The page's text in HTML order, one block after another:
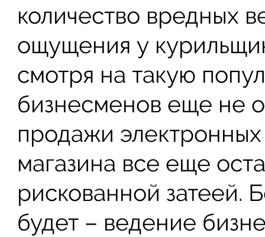
количество вредных
ощущения у
смотря на такую
бизнесменов еще не
продажи
магазина все еще
рискованной затеей.
будет – ведение